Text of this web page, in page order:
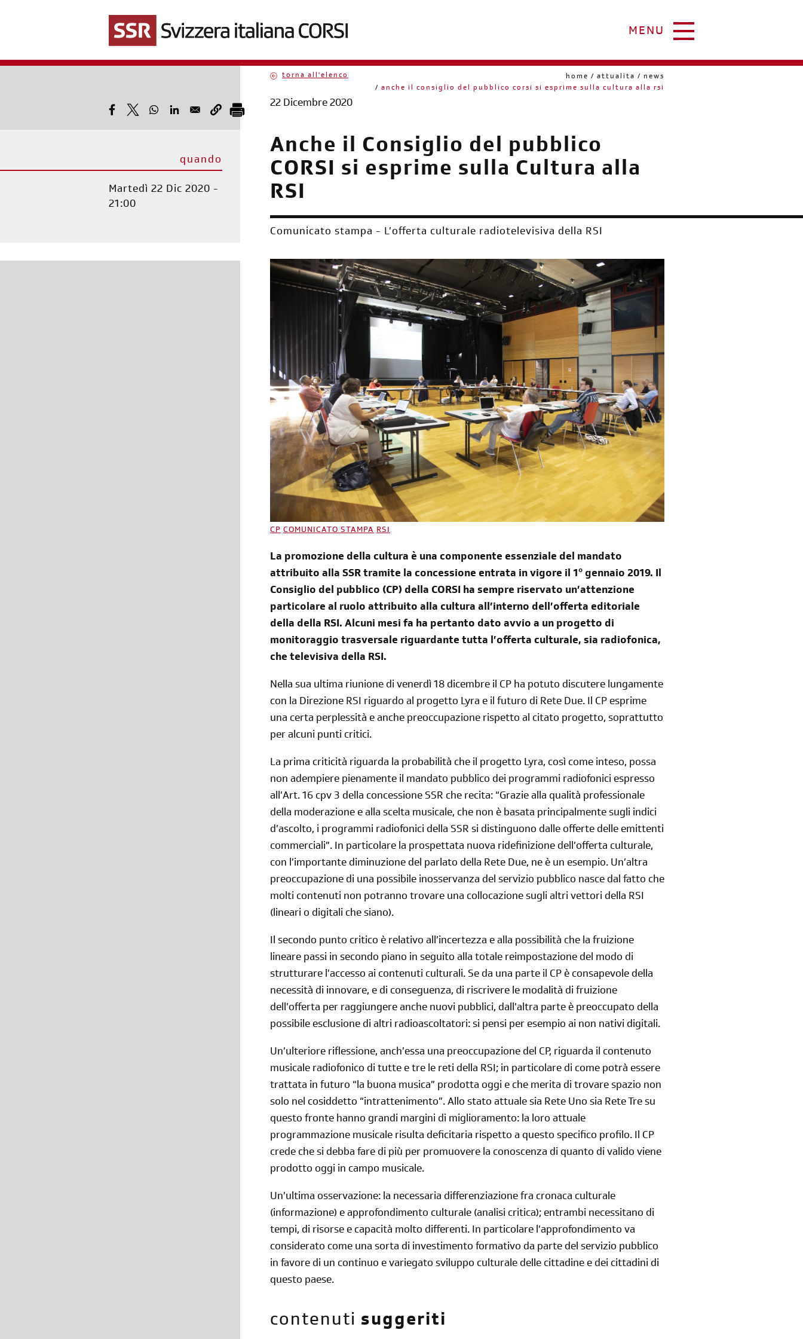
MENU
diventa socia/o
iscriviti
sondaggi
di' la tua
login
area riservata
Reimposta la tua password
quando
Martedì 22 Dic 2020 -
21:00
torna all'elenco
briciole
di
home attualita
news
anche il consiglio del pubblico corsi si esprime sulla cultura alla rsi
Anche il Consiglio del pubblico
CORSI si esprime sulla Cultura alla
RSI
22 Dicembre 2020
Comunicato stampa - L’offerta culturale radiotelevisiva della RSI
CP COMUNICATO STAMPA RSI
La promozione della cultura è una componente essenziale del mandato
attribuito alla SSR tramite la concessione entrata in vigore il 1° gennaio 2019. Il
Consiglio del pubblico (CP) della CORSI ha sempre riservato un’attenzione
particolare al ruolo attribuito alla cultura all’interno dell’offerta editoriale
della della RSI. Alcuni mesi fa ha pertanto dato avvio a un progetto di
monitoraggio trasversale riguardante tutta l’offerta culturale, sia radiofonica,
che televisiva della RSI.
Nella sua ultima riunione di venerdì 18 dicembre il CP ha potuto discutere lungamente
con la Direzione RSI riguardo al progetto Lyra e il futuro di Rete Due. Il CP esprime
una certa perplessità e anche preoccupazione rispetto al citato progetto, soprattutto
per alcuni punti critici.
La prima criticità riguarda la probabilità che il progetto Lyra, così come inteso, possa
non adempiere pienamente il mandato pubblico dei programmi radiofonici espresso
all’Art. 16 cpv 3 della concessione SSR che recita: “Grazie alla qualità professionale
della moderazione e alla scelta musicale, che non è basata principalmente sugli indici
d’ascolto, i programmi radiofonici della SSR si distinguono dalle offerte delle emittenti
commerciali”. In particolare la prospettata nuova ridefinizione dell’offerta culturale,
con l’importante diminuzione del parlato della Rete Due, ne è un esempio. Un’altra
preoccupazione di una possibile inosservanza del servizio pubblico nasce dal fatto che
molti contenuti non potranno trovare una collocazione sugli altri vettori della RSI
(lineari o digitali che siano).
Il secondo punto critico è relativo all’incertezza e alla possibilità che la fruizione
lineare passi in secondo piano in seguito alla totale reimpostazione del modo di
strutturare l’accesso ai contenuti culturali. Se da una parte il CP è consapevole della
necessità di innovare, e di conseguenza, di riscrivere le modalità di fruizione
dell’offerta per raggiungere anche nuovi pubblici, dall’altra parte è preoccupato della
possibile esclusione di altri radioascoltatori: si pensi per esempio ai non nativi digitali.
Un’ulteriore riflessione, anch’essa una preoccupazione del CP, riguarda il contenuto
musicale radiofonico di tutte e tre le reti della RSI; in particolare di come potrà essere
trattata in futuro “la buona musica” prodotta oggi e che merita di trovare spazio non
solo nel cosiddetto “intrattenimento”. Allo stato attuale sia Rete Uno sia Rete Tre su
questo fronte hanno grandi margini di miglioramento: la loro attuale
programmazione musicale risulta deficitaria rispetto a questo specifico profilo. Il CP
crede che si debba fare di più per promuovere la conoscenza di quanto di valido viene
prodotto oggi in campo musicale.
Un’ultima osservazione: la necessaria differenziazione fra cronaca culturale
(informazione) e approfondimento culturale (analisi critica); entrambi necessitano di
tempi, di risorse e capacità molto differenti. In particolare l’approfondimento va
considerato come una sorta di investimento formativo da parte del servizio pubblico
in favore di un continuo e variegato sviluppo culturale delle cittadine e dei cittadini di
questo paese.
contenuti suggeriti